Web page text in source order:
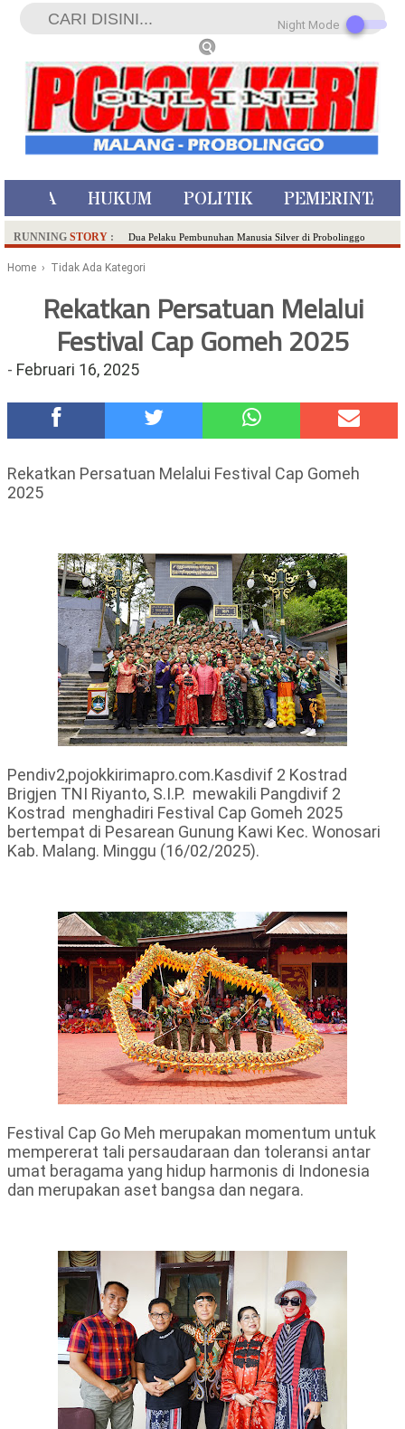
HUKUM POLITIK
RUNNING STORY : Dua Pelaku Pembunuhan Manusia Silver di Probolinggo
Literasi Melalui LASKAR JODA, Usung Filosofi Gelar Sehelai
Tikar
Ambulance Dari Berbagai Daerah Padati Kota Wisata Batu
Hadirkan Tujuh Sapta Pesona Wisata di Amfiteater, Mikutopia
Polsek Wonoasih Perkuat Ketahanan Pangan Lewat Dialog
Bersama Petani
PEMILIH BERKELANJUTAN (PDPB) TRIWULAN II
Meriah,Peringati Hari Bhayangkara ke-80,Polres Batu Gelar
Kapolres Cup 9 Ball Tournament,Gandeng Carabao Bistro &
Pool Batu HQ Total Hadiah Rp 5 Juta
DKD PERADI Malang Jatuhkan Putusan Pelanggaran Kode Etik
Advokat, Abd. Aziz Divonis Bersalah
Healing-Healing Ke-Malang Batu Jangan Lupa Mampir Ke-
Waroeng Tani Dau Malang,Dijamin Ketagihan,Ini Sebabnya
Home › Tidak Ada Kategori
Rekatkan Persatuan Melalui
Festival Cap Gomeh 2025
- Februari 16, 2025
Rekatkan Persatuan Melalui Festival Cap Gomeh
2025
Pendiv2,pojokkirimapro.com.Kasdivif 2 Kostrad
Brigjen TNI Riyanto, S.I.P. mewakili Pangdivif 2
Kostrad menghadiri Festival Cap Gomeh 2025
bertempat di Pesarean Gunung Kawi Kec. Wonosari
Kab. Malang. Minggu (16/02/2025).
Festival Cap Go Meh merupakan momentum untuk
mempererat tali persaudaraan dan toleransi antar
umat beragama yang hidup harmonis di Indonesia
dan merupakan aset bangsa dan negara.
Night Mode